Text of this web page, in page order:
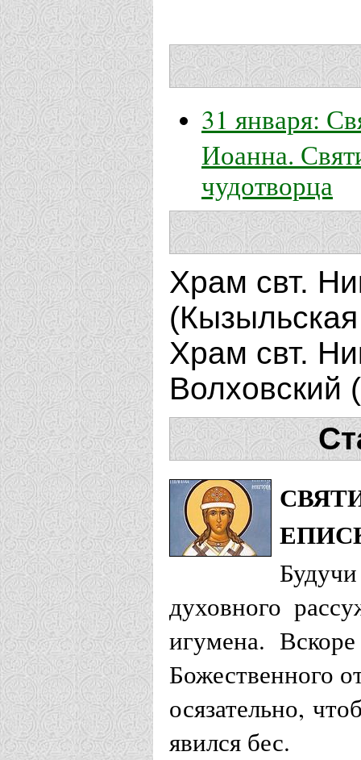
31 января:
Иоанна.
чудотворца
Храм свт.
Храм свт.
Волховский
духовного
игумена.
Божественного
осязательно,
явился бес.